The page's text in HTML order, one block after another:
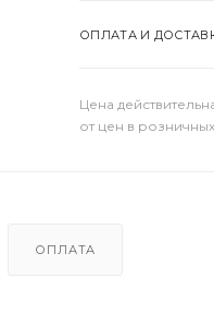
ОПЛАТА И
Цена
от цен в
ОПЛАТА